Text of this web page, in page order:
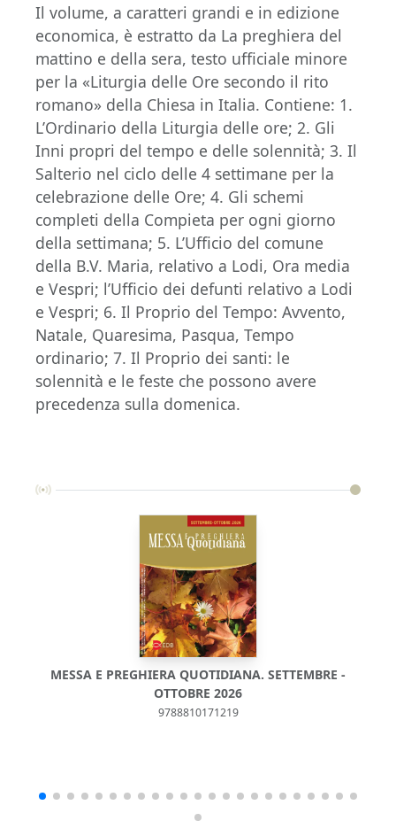
Il volume, a caratteri grandi e in edizione
economica, è estratto da La preghiera del
mattino e della sera, testo ufficiale minore
per la «Liturgia delle Ore secondo il rito
romano» della Chiesa in Italia. Contiene: 1.
L’Ordinario della Liturgia delle ore; 2. Gli
Inni propri del tempo e delle solennità; 3. Il
Salterio nel ciclo delle 4 settimane per la
celebrazione delle Ore; 4. Gli schemi
completi della Compieta per ogni giorno
della settimana; 5. L’Ufficio del comune
della B.V. Maria, relativo a Lodi, Ora media
e Vespri; l’Ufficio dei defunti relativo a Lodi
e Vespri; 6. Il Proprio del Tempo: Avvento,
Natale, Quaresima, Pasqua, Tempo
ordinario; 7. Il Proprio dei santi: le
solennità e le feste che possono avere
precedenza sulla domenica.
MESSA E PREGHIERA QUOTIDIANA. SETTEMBRE -
OTTOBRE 2026
9788810171219